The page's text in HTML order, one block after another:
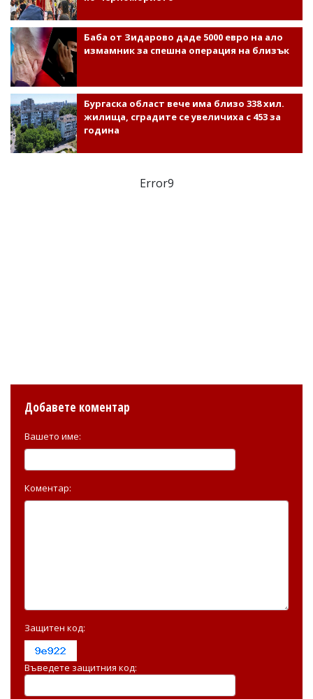
Баба от Зидарово даде 5000 евро на ало
измамник за спешна операция на близък
Бургаска област вече има близо 338 хил.
жилища, сградите се увеличиха с 453 за
година
Error9
Добавете коментар
Вашето име:
Коментар:
Защитен код:
Въведете защитния код: